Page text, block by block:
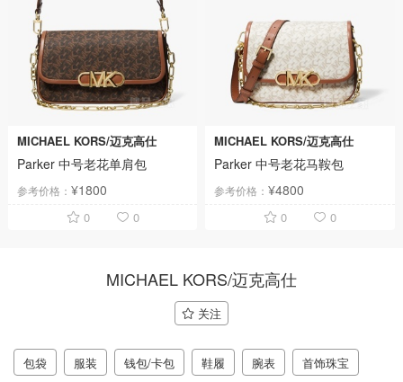
MICHAEL KORS/迈克高仕
Parker 中号老花单肩包
参考价格： ¥1800
0 0
MICHAEL KORS/迈克高仕
Parker 中号老花马鞍包
参考价格：¥4800
0 0
MICHAEL KORS/迈克高仕
关注
包袋 服装 钱包/卡包 鞋履 腕表
首饰珠宝